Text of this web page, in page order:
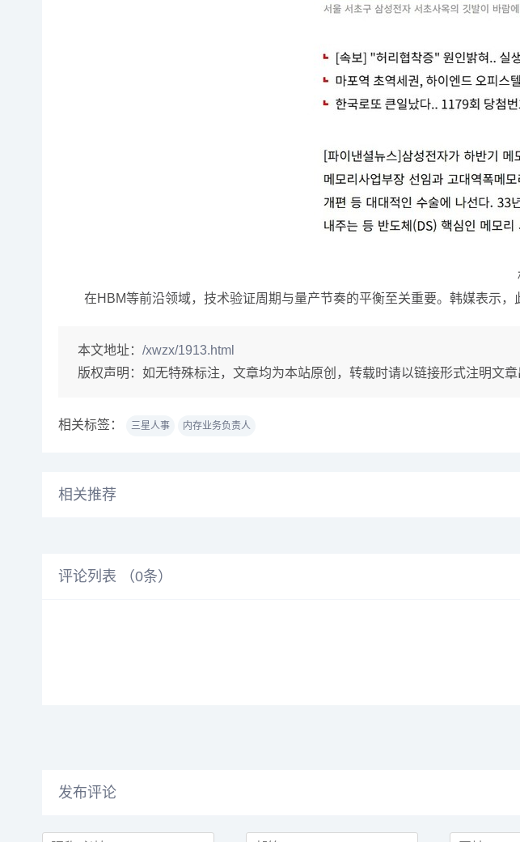
在HBM等前沿领域，技术验证周期与量产节奏的平衡至关重要。韩媒表示，
本文地址： /xwzx/1913.html
版权声明： 如无特殊标注，文章均为本站原创，转载时请以链接形式注明文章
相关标签： 三星人事 内存业务负责人
相关推荐
评论列表 （0条）
发布评论